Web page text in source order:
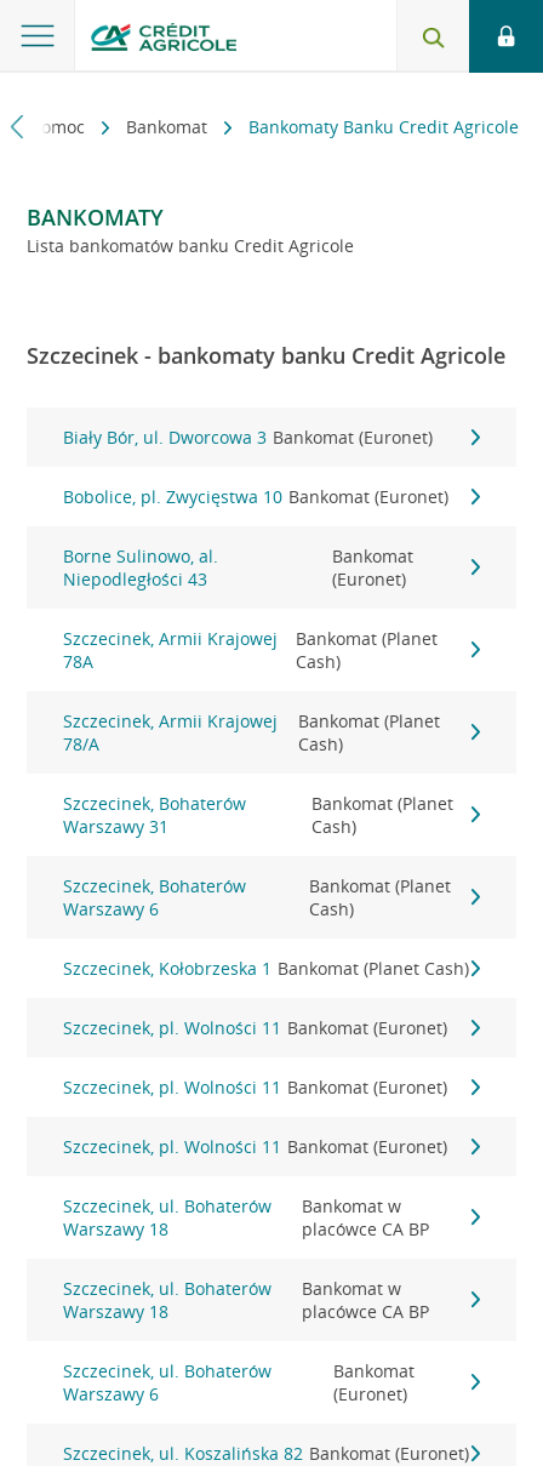
i pomoc Bankomat Bankomaty Banku Credit Agricole
BANKOMATY
Lista bankomatów banku Credit Agricole
Szczecinek - bankomaty banku Credit Agricole
Biały Bór, ul. Dworcowa 3 Bankomat (Euronet)
Bobolice, pl. Zwycięstwa 10 Bankomat (Euronet)
Borne Sulinowo, al.
Niepodległości 43
Bankomat
(Euronet)
Szczecinek, Armii Krajowej
78A
Bankomat (Planet
Cash)
Szczecinek, Armii Krajowej
78/A
Bankomat (Planet
Cash)
Szczecinek, Bohaterów
Warszawy 31
Bankomat (Planet
Cash)
Szczecinek, Bohaterów
Warszawy 6
Bankomat (Planet
Cash)
Szczecinek, Kołobrzeska 1 Bankomat (Planet Cash)
Szczecinek, pl. Wolności 11 Bankomat (Euronet)
Szczecinek, pl. Wolności 11 Bankomat (Euronet)
Szczecinek, pl. Wolności 11 Bankomat (Euronet)
Szczecinek, ul. Bohaterów
Warszawy 18
Bankomat w
placówce CA BP
Szczecinek, ul. Bohaterów
Warszawy 18
Bankomat w
placówce CA BP
Szczecinek, ul. Bohaterów
Warszawy 6
Bankomat
(Euronet)
Szczecinek, ul. Koszalińska 82 Bankomat (Euronet)